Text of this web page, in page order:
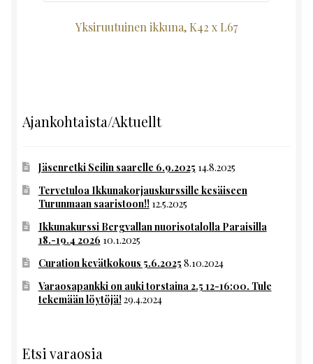
Yksiruutuinen ikkuna, K42 x L67
Ajankohtaista/Aktuellt
Jäsenretki Seilin saarelle 6.9.2025 14.8.2025
Tervetuloa Ikkunakorjauskurssille kesäiseen
Turunmaan saaristoon!! 12.5.2025
Ikkunakurssi Bergvallan nuorisotalolla Paraisilla
18.-19.4 2026 10.1.2025
Curation kevätkokous 5.6.2025 8.10.2024
Varaosapankki on auki torstaina 2.5 12-16:00. Tule
tekemään löytöjä!29.4.2024
Etsi varaosia